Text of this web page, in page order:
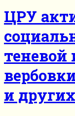
ЦРУ
теневой
и